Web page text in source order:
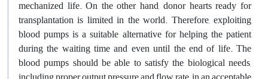
mechanized life. On the other hand, donor hearts ready for
transplantation is limited in the world. Therefore, exploiting
blood pumps is a suitable alternative for helping the patient
during the waiting time and even until the end of life. The
blood pumps should be able to satisfy the biological needs,